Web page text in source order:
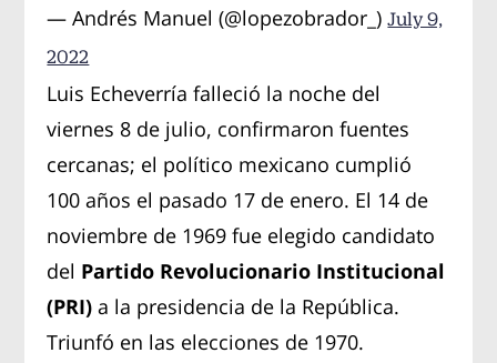
— Andrés Manuel (@lopezobrador_)July 9,
2022
Luis Echeverría falleció la noche del
viernes 8 de julio, confirmaron fuentes
cercanas; el político mexicano cumplió
100 años el pasado 17 de enero. El 14 de
noviembre de 1969 fue elegido candidato
del Partido Revolucionario Institucional
(PRI) a la presidencia de la República.
Triunfó en las elecciones de 1970.